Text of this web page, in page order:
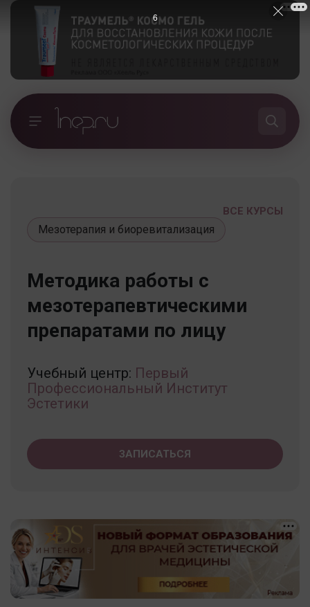
ВСЕ КУРСЫ
Мезотерапия и биоревитализация
Методика работы с
мезотерапевтическими
препаратами по лицу
Учебный центр: Первый
Профессиональный Институт
Эстетики
ЗАПИСАТЬСЯ
5